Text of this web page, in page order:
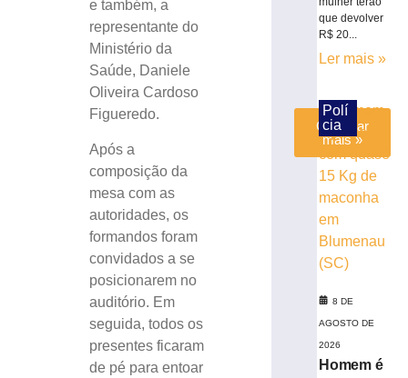
e também, a
representante do
Ministério da
Saúde, Daniele
Oliveira Cardoso
Figueredo.
Após a
composição da
mesa com as
autoridades, os
formandos foram
convidados a se
posicionarem no
auditório. Em
seguida, todos os
presentes ficaram
de pé para entoar
mais
Carregar
mais »
que devolver
R$ 20...
Ler mais »
Polí
cia
8 DE
AGOSTO DE
2026
Homem é